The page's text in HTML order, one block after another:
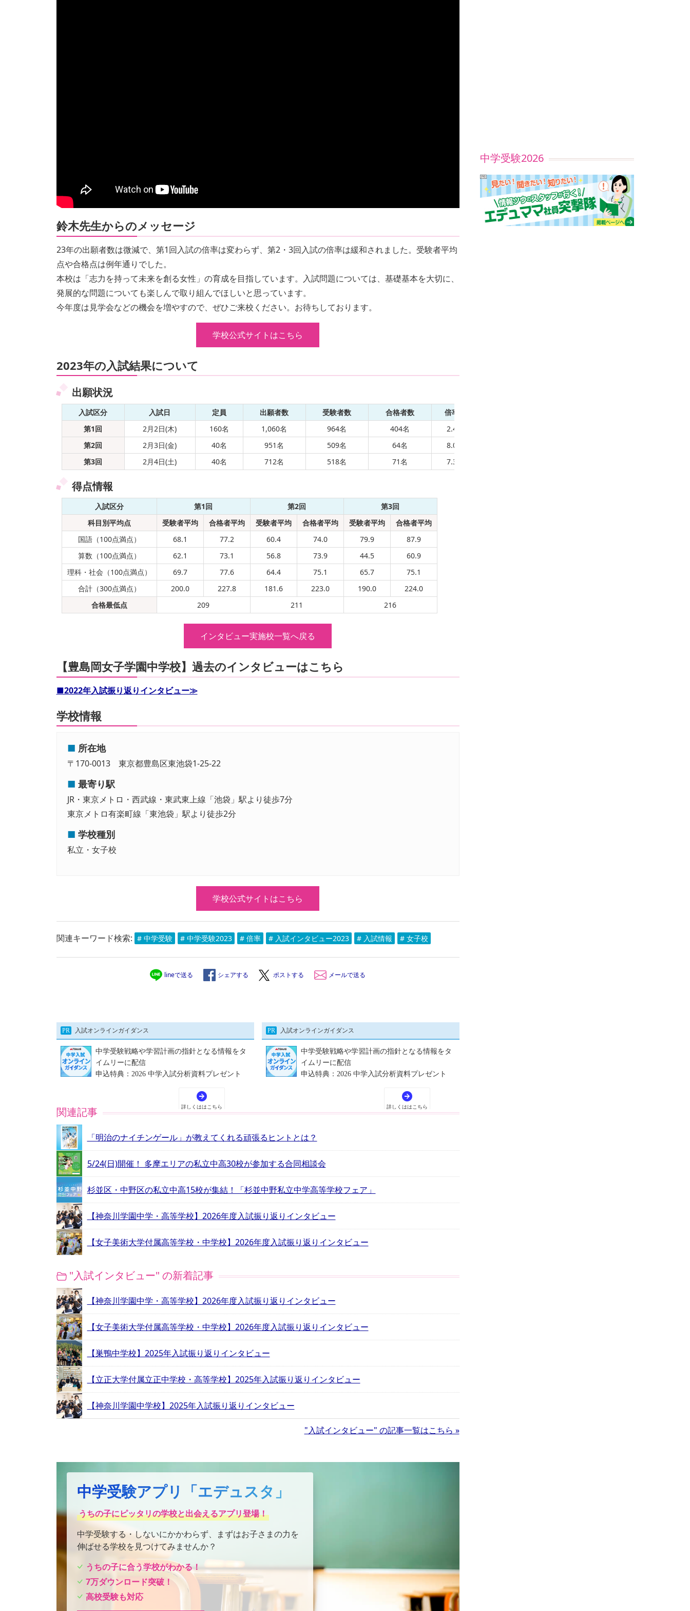
鈴木先生からのメッセージ
23年の出願者数は微減で、第1回入試の倍率は変わらず、第2・3回入試の倍率は緩和されました。受験者平均
点や合格点は例年通りでした。
本校は「志力を持って未来を創る女性」の育成を目指しています。入試問題については、基礎基本を大切に、
発展的な問題についても楽しんで取り組んでほしいと思っています。
今年度は見学会などの機会を増やすので、ぜひご来校ください。お待ちしております。
学校公式サイトはこちら
2023年の入試結果について
出願状況
入試区分 入試日 定員 出願者数 受験者数 合格者数
倍率
第1回
2月2日(木) 160名 1,060名 964名 404名
2.4
第2回
2月3日(金) 40名 951名 509名 64名
8.0
第3回
2月4日(土) 40名 712名 518名 71名 7.3
得点情報
入試区分 第1回 第2回
第3回
科目別平均点
受験者平均 合格者平均 受験者平均 合格者平均 受験者平均
合格者平均
国語（100点満点）
68.1 77.2 60.4 74.0 79.9
87.9
算数（100点満点）
62.1 73.1 56.8 73.9 44.5
60.9
理科・社会（100点満点）
69.7 77.6 64.4 75.1 65.7
75.1
合計（300点満点）
200.0 227.8 181.6 223.0 190.0
224.0
合格最低点
209 211 216
インタビュー実施校一覧へ戻る
【豊島岡女子学園中学校】過去のインタビューはこちら
■2022年入試振り返りインタビュー≫
学校情報
■ 所在地
〒170-0013 東京都豊島区東池袋1-25-22
■ 最寄り駅
JR・東京メトロ・西武線・東武東上線「池袋」駅より徒歩7分
東京メトロ有楽町線「東池袋」駅より徒歩2分
■ 学校種別
私立・女子校
学校公式サイトはこちら
関連キーワード検索: # 中学受験 # 中学受験2023 # 倍率 # 入試インタビュー2023 # 入試情報 # 女子校
lineで送る シェアする ポストする メールで送る
関連記事
「明治のナイチンゲール」が教えてくれる頑張るヒントとは？
5/24(日)開催！ 多摩エリアの私立中高30校が参加する合同相談会
杉並区・中野区の私立中高15校が集結！「杉並中野私立中学高等学校フェア」
【神奈川学園中学・高等学校】2026年度入試振り返りインタビュー
【女子美術大学付属高等学校・中学校】2026年度入試振り返りインタビュー
"入試インタビュー" の新着記事
【神奈川学園中学・高等学校】2026年度入試振り返りインタビュー
【女子美術大学付属高等学校・中学校】2026年度入試振り返りインタビュー
【巣鴨中学校】2025年入試振り返りインタビュー
【立正大学付属立正中学校・高等学校】2025年入試振り返りインタビュー
【神奈川学園中学校】2025年入試振り返りインタビュー
"入試インタビュー" の記事一覧はこちら »
中学受験アプリ「エデュスタ」
うちの子にピッタリの学校と出会えるアプリ登場！
中学受験する・しないにかかわらず、まずはお子さまの力を
伸ばせる学校を見つけてみませんか？
うちの子に合う学校がわかる！
7万ダウンロード突破！
高校受験も対応
中学受験2026